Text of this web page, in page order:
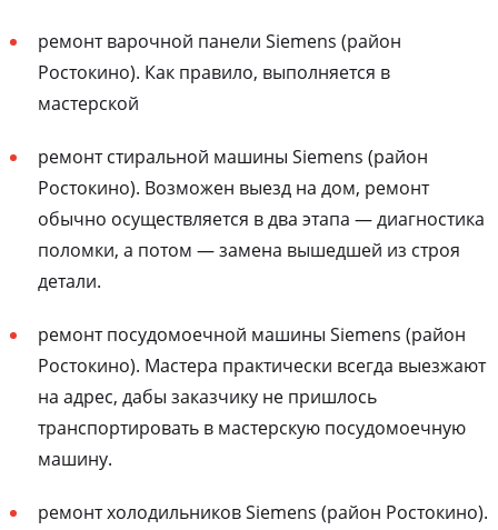
ремонт варочной панели Siemens (район
Ростокино). Как правило, выполняется в
мастерской
ремонт стиральной машины Siemens (район
Ростокино). Возможен выезд на дом, ремонт
обычно осуществляется в два этапа — диагностика
поломки, а потом — замена вышедшей из строя
детали.
ремонт посудомоечной машины Siemens (район
Ростокино). Мастера практически всегда выезжают
на адрес, дабы заказчику не пришлось
транспортировать в мастерскую посудомоечную
машину.
ремонт холодильников Siemens (район Ростокино).